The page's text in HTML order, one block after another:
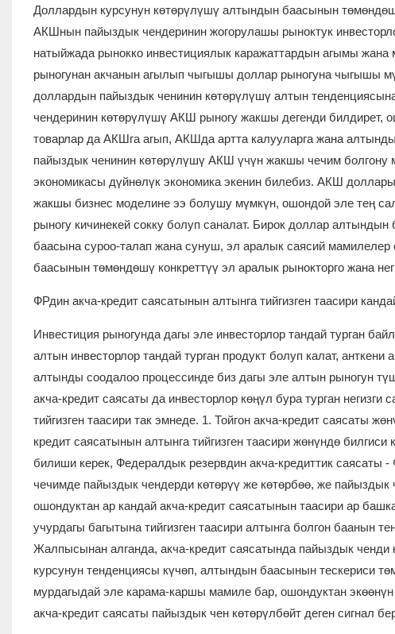
Доллардын курсунун көтөрүлүшү алтындын баасынын
АКШнын пайыздык чендеринин жогорулашы рыноктук
натыйжада рынокко инвестициялык каражаттардын агымы
рыногунан акчанын агылып чыгышы доллар рыногуна чыгышы
доллардын пайыздык ченинин көтөрүлүшү алтын
чендеринин көтөрүлүшү АКШ рыногу жакшы дегенди билдирет,
товарлар да АКШга агып, АКШда артта калууларга жана
пайыздык ченинин көтөрүлүшү АКШ үчүн жакшы чечим
экономикасы дүйнөлүк экономика экенин билебиз. АКШ
жакшы бизнес моделине ээ болушу мүмкүн, ошондой эле тең
рыногу кичинекей сокку болуп саналат. Бирок доллар
баасына суроо-талап жана сунуш, эл аралык саясий мамилелер
баасынын төмөндөшү конкреттүү эл аралык рынокторго жана
ФРдин акча-кредит саясатынын алтынга тийгизген таасири
Инвестиция рыногунда дагы эле инвесторлор тандай турган
алтын инвесторлор тандай турган продукт болуп калат,
алтынды соодалоо процессинде биз дагы эле алтын рыногун
акча-кредит саясаты да инвесторлор көңүл бура турган
тийгизген таасири так эмнеде. 1. Тойгон акча-кредит саясаты
кредит саясатынын алтынга тийгизген таасири жөнүндө
билиши керек, Федералдык резервдин акча-кредиттик
чечимде пайыздык чендерди көтөрүү же көтөрбөө, же пайыздык
ошондуктан ар кандай акча-кредит саясатынын таасири ар
учурдагы багытына тийгизген таасири алтынга болгон баанын
Жалпысынан алганда, акча-кредит саясатында пайыздык
курсунун тенденциясы күчөп, алтындын баасынын тескериси
мурдагыдай эле карама-каршы мамиле бар, ошондуктан
акча-кредит саясаты пайыздык чен көтөрүлбөйт деген сигнал